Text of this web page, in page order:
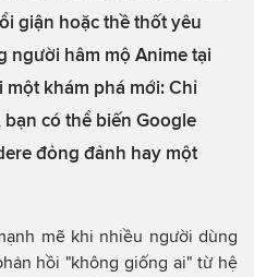
giận hoặc thề thốt yêu
người hâm mộ Anime tại
một khám phá mới: Chỉ
có thể biến Google
đỏng đảnh hay một
mẽ khi nhiều người dùng
hồi "không giống ai" từ hệ